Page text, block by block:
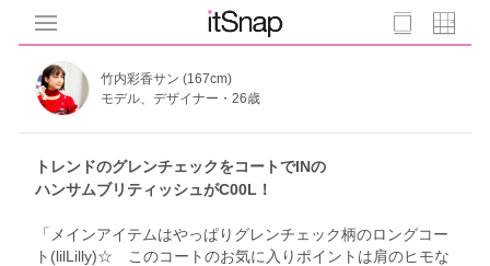
竹内彩香サン (167cm)
モデル、デザイナー・26歳
トレンドのグレンチェックをコートでINの
ハンサムブリティッシュがC00L！
「メインアイテムはやっぱりグレンチェック柄のロングコー
ト(lilLilly)☆ このコートのお気に入りポイントは肩のヒモな